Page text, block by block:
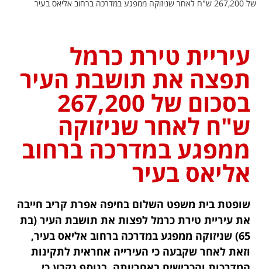
של 267,200 ש"ח לאחר שניזוקה ממפגע במדרכה ברחוב אליאס בעיר
עיריית טירת כרמל
תפצה את תושבת העיר
בסכום של 267,200
ש"ח לאחר שניזוקה
ממפגע במדרכה ברחוב
אליאס בעיר
שופטת בית משפט השלום בחיפה אפרת קריב חייבה
את עיריית טירת כרמל לפצות את תושבת העיר (בת
65) שניזוקה ממפגע במדרכה ברחוב אליאס בעיר,
וזאת לאחר שקבעה כי העירייה אחראית לתקינות